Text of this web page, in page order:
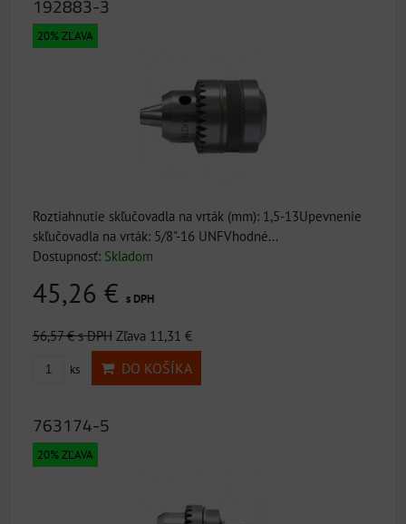
192883-3
20% ZĽAVA
Roztiahnutie skľučovadla na vrták (mm): 1,5-13Upevnenie
skľučovadla na vrták: 5/8"-16 UNFVhodné...
Dostupnosť: Skladom
45,26 € s DPH
56,57 €s DPH Zľava 11,31 €
ks DO KOŠÍKA
763174-5
20% ZĽAVA